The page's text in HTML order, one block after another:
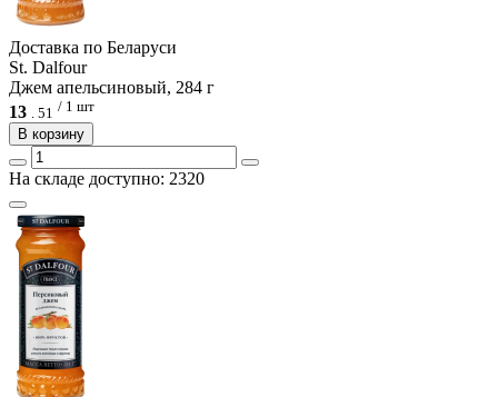
Доcтавка по Беларуси
St. Dalfour
Джем апельсиновый, 284 г
13 . 51 / 1 шт
В корзину
На складе доступно: 2320